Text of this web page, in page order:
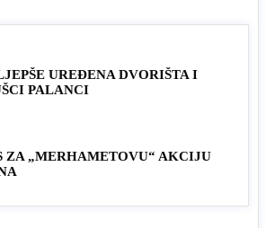
UREĐENA DVORIŠTA I
PALANCI
ZA „MERHAMETOVU“ AKCIJU